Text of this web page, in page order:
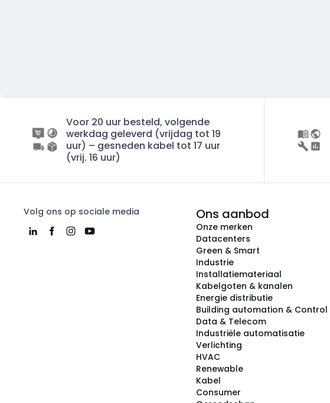
Voor 20 uur besteld, volgende
werkdag geleverd (vrijdag tot 19
uur) – gesneden kabel tot 17 uur
(vrij. 16 uur)
Volg ons op sociale media Ons aanbod
Onze merken
Datacenters
Green & Smart
Industrie
Installatiemateriaal
Kabelgoten & kanalen
Energie distributie
Building automation & Control
Data & Telecom
Industriële automatisatie
Verlichting
HVAC
Renewable
Kabel
Consumer